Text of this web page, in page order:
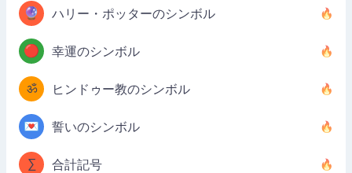
🔮 ハリー・ポッターのシンボル
🔴 幸運のシンボル
ॐ ヒンドゥー教のシンボル
💌 誓いのシンボル
∑ 合計記号